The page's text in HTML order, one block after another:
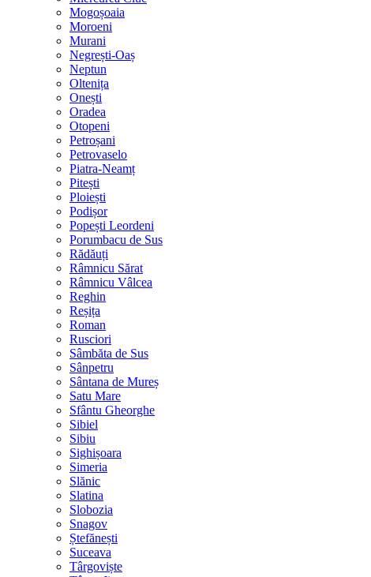
Mogoșoaia
Moroeni
Murani
Negrești-Oaș
Neptun
Oltenița
Onești
Oradea
Otopeni
Petroșani
Petrovaselo
Piatra-Neamț
Pitești
Ploiești
Podișor
Popești Leordeni
Porumbacu de Sus
Rădăuți
Râmnicu Sărat
Râmnicu Vâlcea
Reghin
Reșița
Roman
Rusciori
Sâmbăta de Sus
Sânpetru
Sântana de Mureș
Satu Mare
Sfântu Gheorghe
Sibiel
Sibiu
Sighișoara
Simeria
Slănic
Slatina
Slobozia
Snagov
Ștefănești
Suceava
Târgoviște